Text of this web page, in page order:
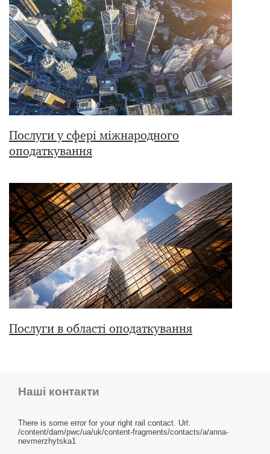
Послуги у сфері міжнародного
оподаткування
Послуги в області оподаткування
Наші контакти
There is some error for your right rail contact. Url:
/content/dam/pwc/ua/uk/content-fragments/contacts/a/anna-
nevmerzhytska1